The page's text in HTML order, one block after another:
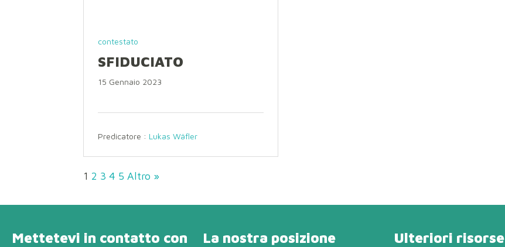
contestato
SFIDUCIATO
15 Gennaio 2023
Predicatore : Lukas Wäfler
1 2 3 4 5 Altro »
Mettetevi in contatto con
La nostra posizione Ulteriori risorse